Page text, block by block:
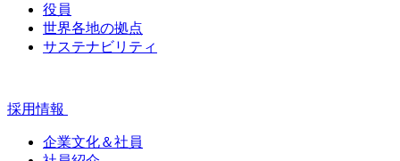
役員
世界各地の拠点
サステナビリティ
採用情報
企業文化＆社員